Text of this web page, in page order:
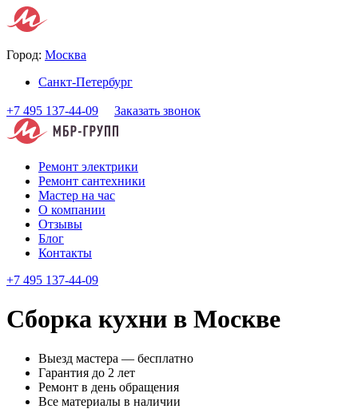
Город: Москва
Санкт-Петербург
+7 495 137-44-09 Заказать звонок
Ремонт электрики
Ремонт сантехники
Мастер на час
О компании
Отзывы
Блог
Контакты
+7 495 137-44-09
Сборка кухни в Москве
Выезд мастера — бесплатно
Гарантия до 2 лет
Ремонт в день обращения
Все материалы в наличии